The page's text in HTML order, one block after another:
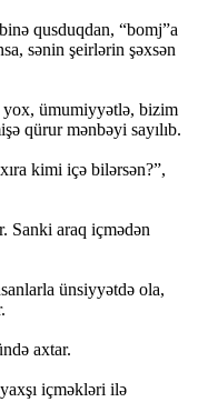
qusduqdan, “bomj”a
sənin şeirlərin şəxsən
yox, ümumiyyətlə, bizim
qürur mənbəyi sayılıb.
kimi içə bilərsən?”,
Sanki araq içmədən
ünsiyyətdə ola,
axtar.
içməkləri ilə